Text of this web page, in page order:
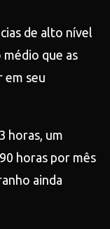
de alto nível
que as
em seu
horas, um
horas por mês
ainda